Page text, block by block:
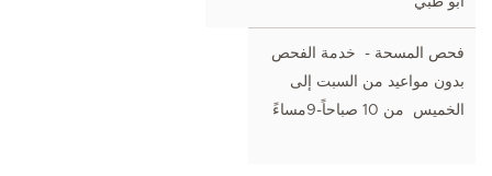
فحص المسحة - خدمة الفحص
بدون مواعيد من السبت إلى
الخميس من 10 صباحاً-9مساءً